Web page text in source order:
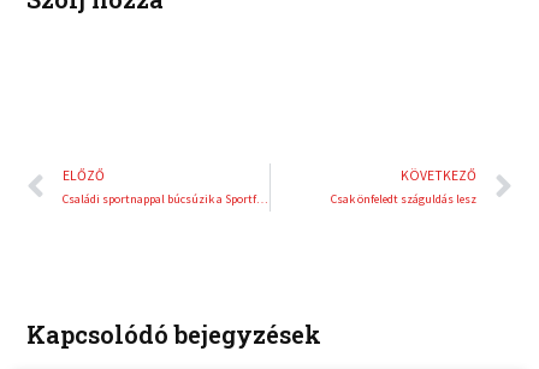
Előző
ELŐZŐ
Családi sportnappal búcsúzik a Sportfőváros
KÖVETKEZŐ
Csak önfeledt száguldás lesz
Kapcsolódó bejegyzések